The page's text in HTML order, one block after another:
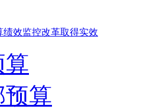
绩效监控改革取得实效
算
预算